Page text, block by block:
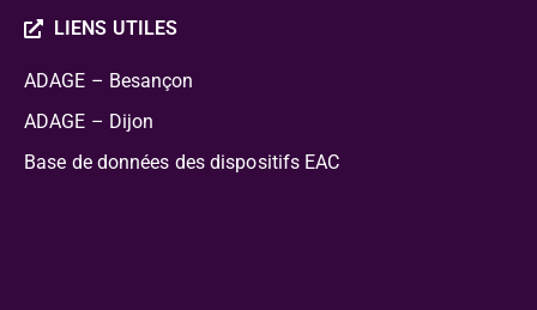
LIENS UTILES
ADAGE – Besançon
ADAGE – Dijon
Base de données des dispositifs EAC